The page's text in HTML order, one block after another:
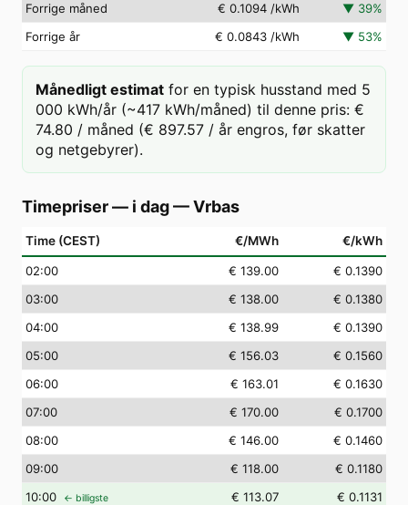
Forrige måned
€ 0.1094 /kWh ▼ 39%
Forrige år
€ 0.0843 /kWh ▼ 53%
Månedligt estimat for en typisk husstand med 5
000 kWh/år (~417 kWh/måned) til denne pris: €
74.80 / måned (€ 897.57 / år engros, før skatter
og netgebyrer).
Timepriser — i dag—Vrbas
Time (CEST) €/MWh €/kWh
02:00 € 139.00
€ 0.1390
03:00 € 138.00
€ 0.1380
04:00 € 138.99
€ 0.1390
05:00 € 156.03
€ 0.1560
06:00 € 163.01
€ 0.1630
07:00 € 170.00
€ 0.1700
08:00 € 146.00
€ 0.1460
09:00 € 118.00
€ 0.1180
10:00 ← billigste € 113.07
€ 0.1131